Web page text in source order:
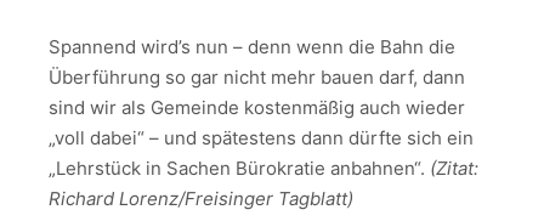
Spannend wird’s nun – denn wenn die Bahn die
Überführung so gar nicht mehr bauen darf, dann
sind wir als Gemeinde kostenmäßig auch wieder
„voll dabei“ – und spätestens dann dürfte sich ein
„Lehrstück in Sachen Bürokratie anbahnen“. (Zitat:
Richard Lorenz/Freisinger Tagblatt)